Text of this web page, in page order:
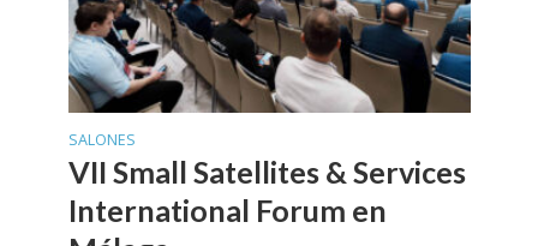
SALONES
VII Small Satellites & Services
International Forum en